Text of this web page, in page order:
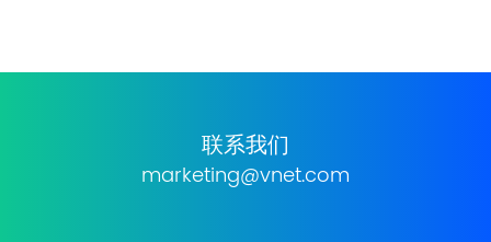
联系我们
marketing@vnet.com